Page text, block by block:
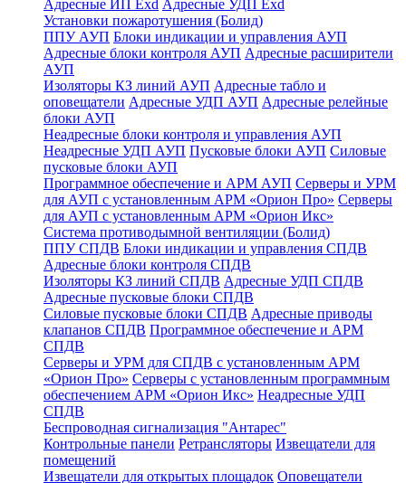
Адресные ИП Exd Адресные УДП Exd
Установки пожаротушения (Болид)
ППУ АУП Блоки индикации и управления АУП
Адресные блоки контроля АУП Адресные расширители
АУП
Изоляторы КЗ линий АУП Адресные табло и
оповещатели Адресные УДП АУП Адресные релейные
блоки АУП
Неадресные блоки контроля и управления АУП
Неадресные УДП АУП Пусковые блоки АУП Силовые
пусковые блоки АУП
Программное обеспечение и АРМ АУП Серверы и УРМ
для АУП с установленным АРМ «Орион Про» Серверы
для АУП с установленным АРМ «Орион Икс»
Система противодымной вентиляции (Болид)
ППУ СПДВ Блоки индикации и управления СПДВ
Адресные блоки контроля СПДВ
Изоляторы КЗ линий СПДВ Адресные УДП СПДВ
Адресные пусковые блоки СПДВ
Силовые пусковые блоки СПДВ Адресные приводы
клапанов СПДВ Программное обеспечение и АРМ
СПДВ
Серверы и УРМ для СПДВ с установленным АРМ
«Орион Про» Серверы с установленным программным
обеспечением АРМ «Орион Икс» Неадресные УДП
СПДВ
Беспроводная сигнализация "Антарес"
Контрольные панели Ретрансляторы Извещатели для
помещений
Извещатели для открытых площадок Оповещатели